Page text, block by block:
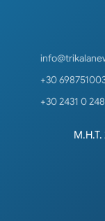
+30
+30 2431 0
Μ.Η.Τ.